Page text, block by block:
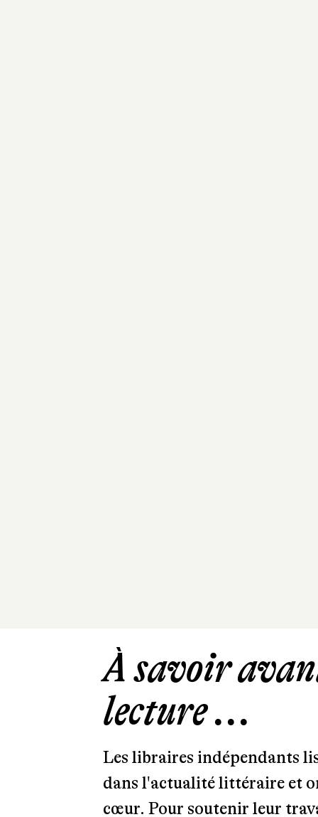
À savoir
lecture ...
Les libraires indépendants
dans l'actualité littéraire et
cœur. Pour soutenir leur